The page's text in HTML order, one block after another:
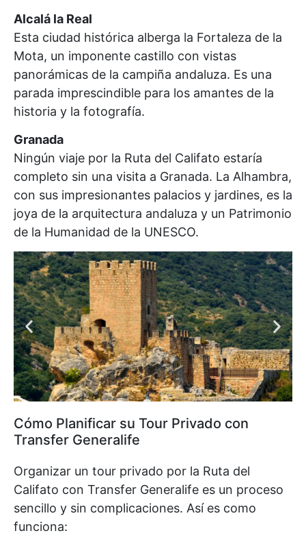
Alcalá la Real
Esta ciudad histórica alberga la Fortaleza de la
Mota, un imponente castillo con vistas
panorámicas de la campiña andaluza. Es una
parada imprescindible para los amantes de la
historia y la fotografía.
Granada
Ningún viaje por la Ruta del Califato estaría
completo sin una visita a Granada. La Alhambra,
con sus impresionantes palacios y jardines, es la
joya de la arquitectura andaluza y un Patrimonio
de la Humanidad de la UNESCO.
Cómo Planificar su Tour Privado con
Transfer Generalife
Organizar un tour privado por la Ruta del
Califato con Transfer Generalife es un proceso
sencillo y sin complicaciones. Así es como
funciona: